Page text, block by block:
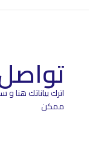
اترك بياناتك
ممكن